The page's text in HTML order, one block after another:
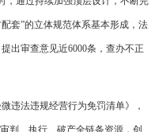
套”的立体规范体系基本形成，法
出审查意见近6000条，查办不正
违法违规经营行为免罚清单》，
判、执行、破产全链条资源，创